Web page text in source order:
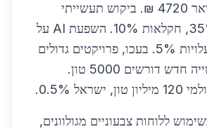
4650 ₪; פברואר 4720 ₪. ביקוש תעשייתי
55%, בנייה 35%, חקלאות 10%. השפעת AI על
ייצור מפחיתה עלויות 5%. בעכו, פרויקטים גדולים
כמו פארק תעשייה חדש דורשים 5000 טון.
0.5%.
ללוחות צבעוניים מגולוונים,